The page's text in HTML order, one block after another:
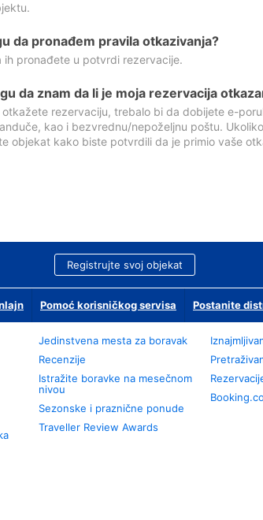
da pronađem pravila otkazivanja?
ih pronađete u potvrdi rezervacije.
da znam da li je moja rezervacija
otkažete rezervaciju, trebalo bi da dobijete e-
kao i bezvrednu/nepoželjnu poštu.
objekat kako biste potvrdili da je primio vaše
Registrujte svoj objekat
Pomoć korisničkog servisa Postanite
Jedinstvena mesta za boravak
Recenzije
Istražite boravke na mesečnom
nivou
Sezonske i praznične ponude
Traveller Review Awards